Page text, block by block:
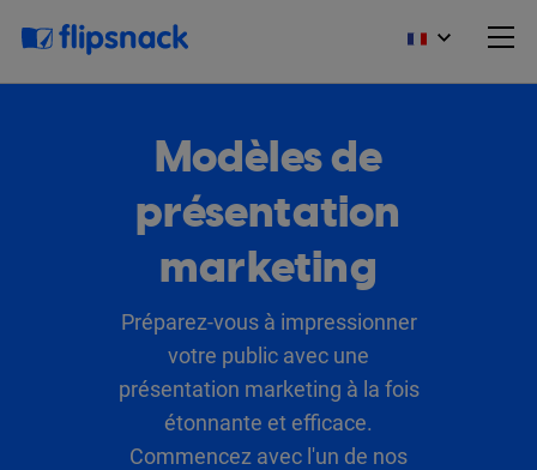
Modèles de
présentation
marketing
Préparez-vous à impressionner
votre public avec une
présentation marketing à la fois
étonnante et efficace.
Commencez avec l'un de nos